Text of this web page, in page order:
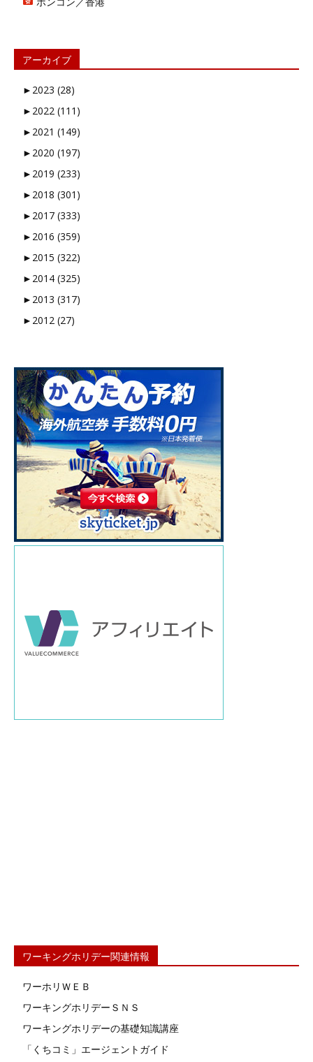
アーカイブ
► 2023 (28)
► 2022 (111)
► 2021 (149)
► 2020 (197)
► 2019 (233)
► 2018 (301)
► 2017 (333)
► 2016 (359)
► 2015 (322)
► 2014 (325)
► 2013 (317)
► 2012 (27)
ワーキングホリデー関連情報
ワーホリＷＥＢ
ワーキングホリデーＳＮＳ
ワーキングホリデーの基礎知識講座
「くちコミ」エージェントガイド